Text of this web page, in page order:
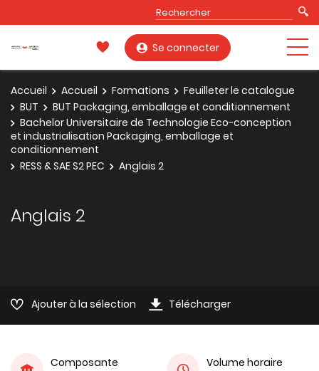
Se connecter
Accueil Accueil Formations
Feuilleter le catalogue
BUT
BUT Packaging, emballage et conditionnement
Bachelor Universitaire de Technologie Eco-conception
et industrialisation Packaging, emballage et
conditionnement
RESS & SAE S2 PEC
Anglais 2
Anglais 2
Ajouter à la sélection Télécharger
Composante
Volume horaire